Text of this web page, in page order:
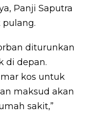
Panji Saputra
pulang.
diturunkan
di depan.
kos untuk
maksud akan
sakit,”